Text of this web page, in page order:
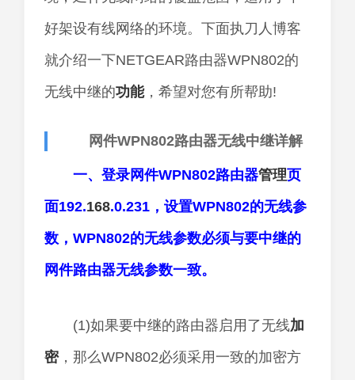
好架设有线网络的环境。下面执刀人博客
就介绍一下NETGEAR路由器WPN802的
无线中继的功能，希望对您有所帮助!
网件WPN802路由器无线中继详解
一、登录网件WPN802路由器管理页
面192.168.0.231，设置WPN802的无线参
数，WPN802的无线参数必须与要中继的
网件路由器无线参数一致。
(1)如果要中继的路由器启用了无线加
密，那么WPN802必须采用一致的加密方